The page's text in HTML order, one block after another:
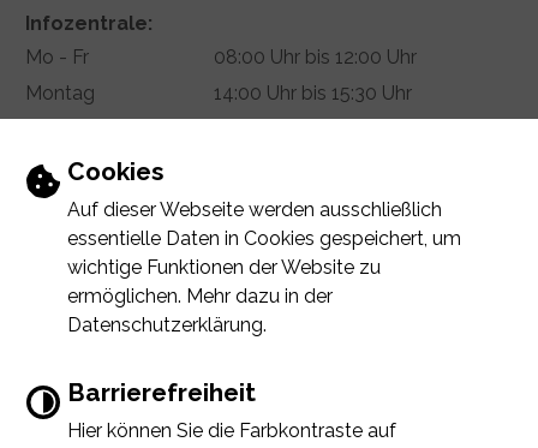
Einstellungen zu Cookies und
Cookies
Auf dieser Webseite werden ausschließlich
essentielle Daten in Cookies gespeichert, um
wichtige Funktionen der Website zu
ermöglichen. Mehr dazu in der
Datenschutzerklärung.
Barrierefreiheit
Hier können Sie die Farbkontraste auf
Infozentrale:
Mo - Fr
08:00 Uhr bis 12:00 Uhr
Montag
14:00 Uhr bis 15:30 Uhr
Termin vereinbaren
INHALTIMPRESSUMDATENSCHUTZERKLÄRUNG
ERKLÄRUNG ZUR BARRIEREFREIHEIT
Error